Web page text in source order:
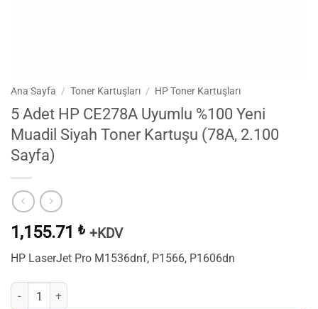
Ana Sayfa / Toner Kartuşları / HP Toner Kartuşları
5 Adet HP CE278A Uyumlu %100 Yeni
Muadil Siyah Toner Kartuşu (78A, 2.100
Sayfa)
1,155.71 ₺ +KDV
HP LaserJet Pro M1536dnf, P1566, P1606dn
5 Adet HP CE278A Uyumlu %100 Yeni Muadil Siyah Toner Kartuşu